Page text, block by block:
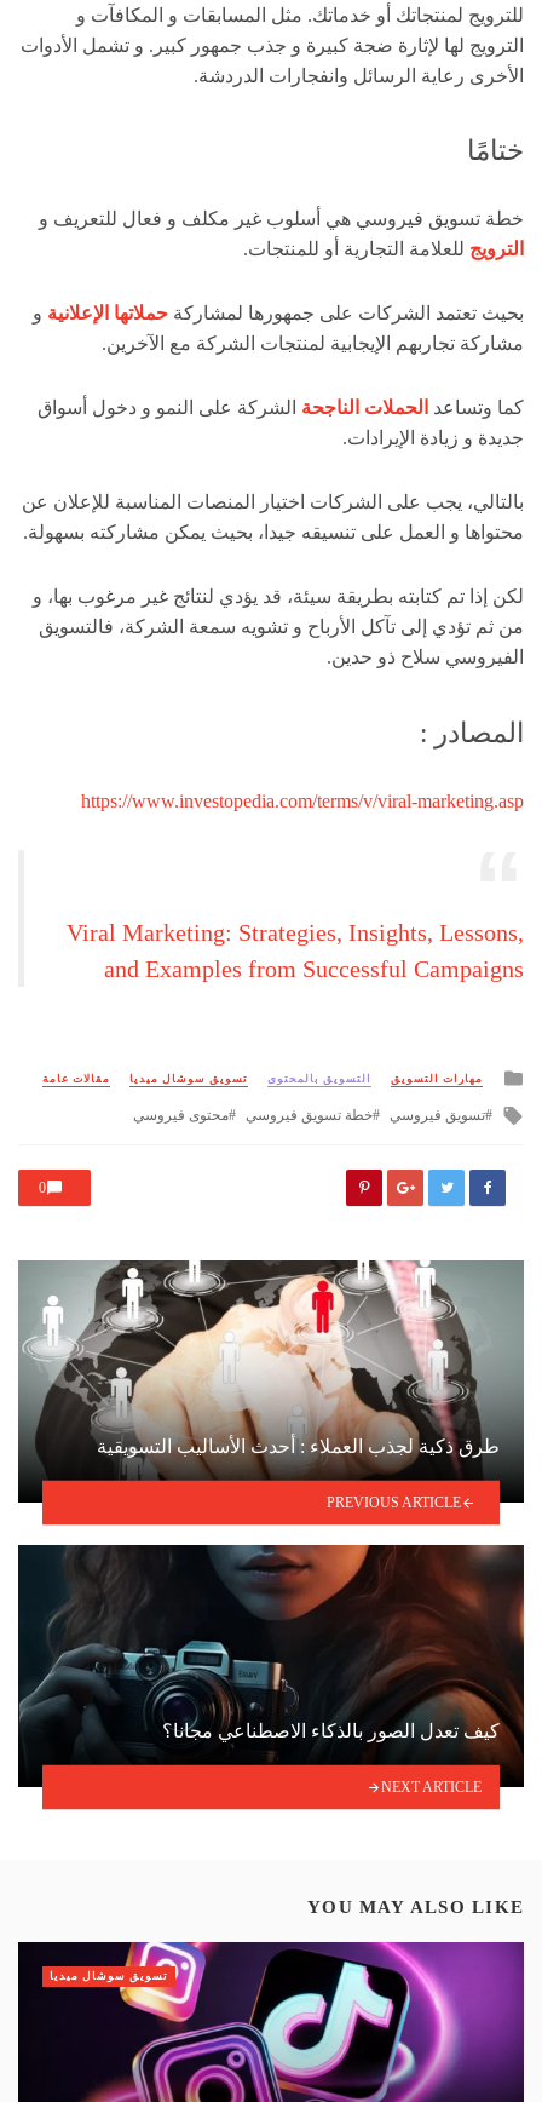
للترويج لمنتجاتك أو خدماتك. مثل المسابقات و المكافآت و
الترويج لها لإثارة ضجة كبيرة و جذب جمهور كبير. و تشمل الأدوات
الأخرى رعاية الرسائل وانفجارات الدردشة.
ختامًا
خطة تسويق فيروسي هي أسلوب غير مكلف و فعال للتعريف و
الترويج للعلامة التجارية أو للمنتجات.
بحيث تعتمد الشركات على جمهورها لمشاركة حملاتها الإعلانية و
مشاركة تجاربهم الإيجابية لمنتجات الشركة مع الآخرين.
كما وتساعد الحملات الناجحة الشركة على النمو و دخول أسواق
جديدة و زيادة الإيرادات.
بالتالي، يجب على الشركات اختيار المنصات المناسبة للإعلان عن
محتواها و العمل على تنسيقه جيدا، بحيث يمكن مشاركته بسهولة.
لكن إذا تم كتابته بطريقة سيئة، قد يؤدي لنتائج غير مرغوب بها، و
من ثم تؤدي إلى تآكل الأرباح و تشويه سمعة الشركة، فالتسويق
الفيروسي سلاح ذو حدين.
المصادر :
https://www.investopedia.com/terms/v/viral-marketing.asp
Viral Marketing: Strategies, Insights, Lessons,
and Examples from Successful Campaigns
Posted
مهارات التسويق التسويق بالمحتوى تسويق سوشال ميديا مقالات عامة
Tagged
تسويق فيروسي خطة تسويق فيروسي محتوى فيروسي
0
طرق ذكية لجذب العملاء : أحدث الأساليب التسويقية
PREVIOUS ARTICLE
كيف تعدل الصور بالذكاء الاصطناعي مجانا؟
NEXT ARTICLE
YOU MAY ALSO LIKE
تسويق سوشال ميديا